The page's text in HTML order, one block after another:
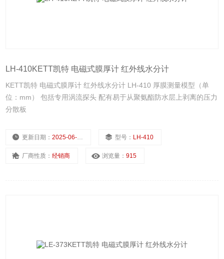
LH-410KETT凯特 电磁式膜厚计 红外线水分计
KETT凯特 电磁式膜厚计 红外线水分计 LH-410 厚膜测量模型（单
位：mm） 包括专用涡流探头 配有易于从聚氨酯防水层上剥离的压力
分散板
更新日期：2025-06-30 型号： LH-410
厂商性质：经销商 浏览量：915